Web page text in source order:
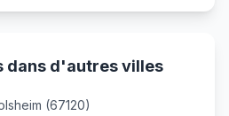
dans d'autres villes
(67120)